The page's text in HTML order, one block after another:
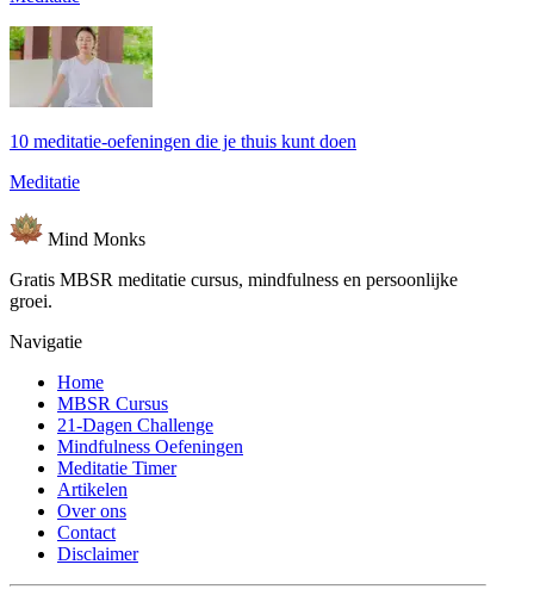
10 meditatie-oefeningen die je thuis kunt doen
Meditatie
Mind Monks
Gratis MBSR meditatie cursus, mindfulness en persoonlijke
groei.
Navigatie
Home
MBSR Cursus
21-Dagen Challenge
Mindfulness Oefeningen
Meditatie Timer
Artikelen
Over ons
Contact
Disclaimer